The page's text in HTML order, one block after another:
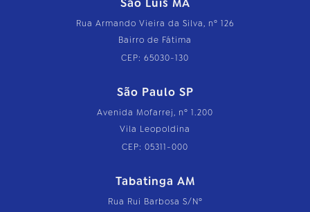
São Luís MA
Rua Armando Vieira da Silva, nº 126
Bairro de Fátima
CEP: 65030-130
São Paulo SP
Avenida Mofarrej, nº 1.200
Vila Leopoldina
CEP: 05311-000
Tabatinga AM
Rua Rui Barbosa S/Nº